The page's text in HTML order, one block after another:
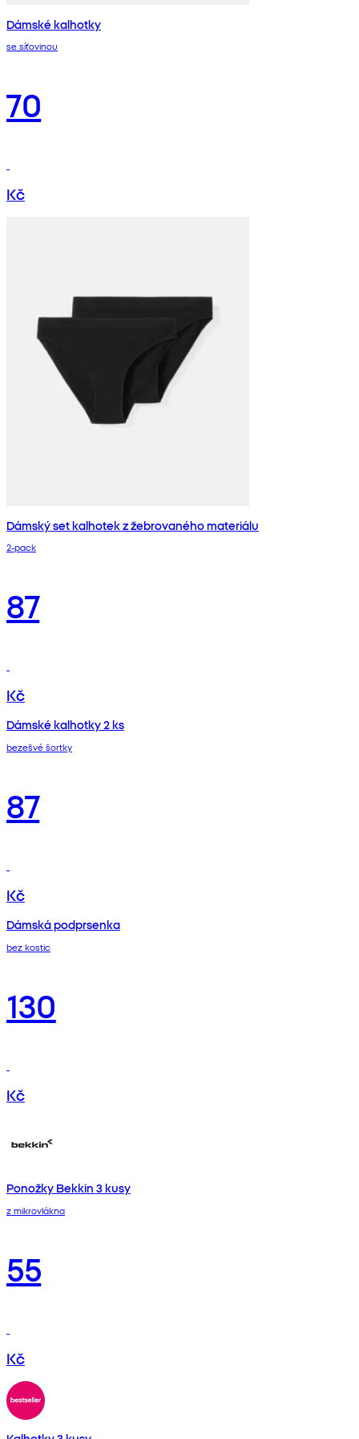
Dámské kalhotky
se síťovinou
70
Kč
Dámský set kalhotek z žebrovaného materiálu
2‑pack
87
Kč
Dámské kalhotky 2 ks
bezešvé šortky
87
Kč
Dámská podprsenka
bez kostic
130
Kč
Ponožky Bekkin 3 kusy
z mikrovlákna
55
Kč